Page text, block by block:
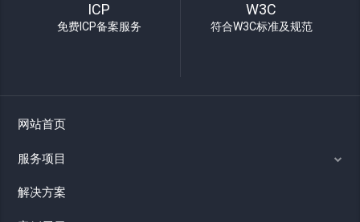
ICP
免费ICP备案服务
W3C
符合W3C标准及规范
网站首页
服务项目
解决方案